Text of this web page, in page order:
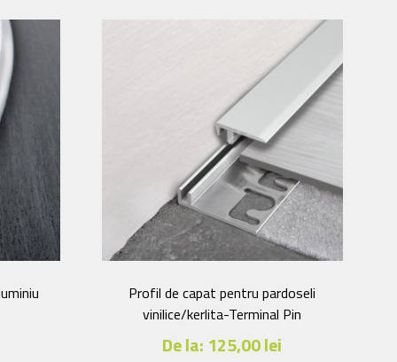
alese
în
pagina
produsului.
Profil de capat pentru pardoseli
vinilice/kerlita-Terminal Pin
De la: 125,00lei